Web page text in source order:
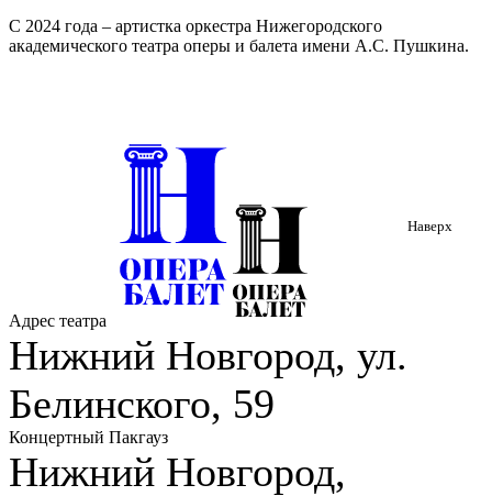
С 2024 года – артистка оркестра Нижегородского
академического театра оперы и балета имени А.С. Пушкина.
Наверх
Адрес театра
Нижний Новгород, ул.
Белинского, 59
Концертный Пакгауз
Нижний Новгород,